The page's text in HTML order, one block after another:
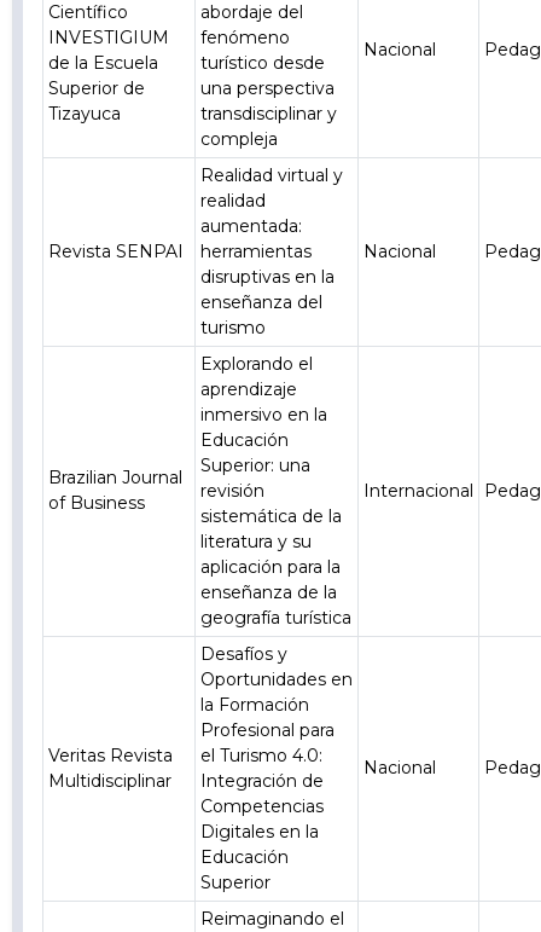
Científico
INVESTIGIUM
de la Escuela
Superior de
Tizayuca
abordaje del
fenómeno
turístico desde
una perspectiva
transdisciplinar y
compleja
Nacional
Revista SENPAI
Realidad virtual y
realidad
aumentada:
herramientas
disruptivas en la
enseñanza del
turismo
Nacional
Brazilian Journal
of Business
Explorando el
aprendizaje
inmersivo en la
Educación
Superior: una
revisión
sistemática de la
literatura y su
aplicación para la
enseñanza de la
geografía turística
Internacional
Veritas Revista
Multidisciplinar
Desafíos y
Oportunidades en
la Formación
Profesional para
el Turismo 4.0:
Integración de
Competencias
Digitales en la
Educación
Superior
Nacional
Reimaginando el